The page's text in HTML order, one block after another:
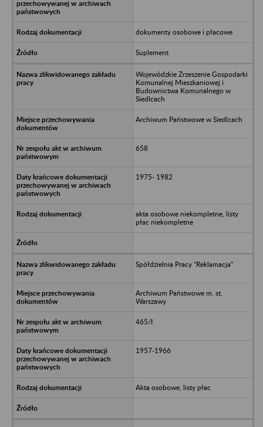
dokumenty osobowe i płacowe
Suplement
Wojewódzkie Zrzeszenie Gospodarki
Komunalnej Mieszkaniowej i
Budownictwa Komunalnego w
Siedlcach
Archiwum Państwowe w Siedlcach
658
1975- 1982
akta osobowe niekompletne, listy
płac niekompletne
Spółdzielnia Pracy “Reklamacja”
Archiwum Państwowe m. st.
Warszawy
465/I
1957-1966
Akta osobowe, listy płac